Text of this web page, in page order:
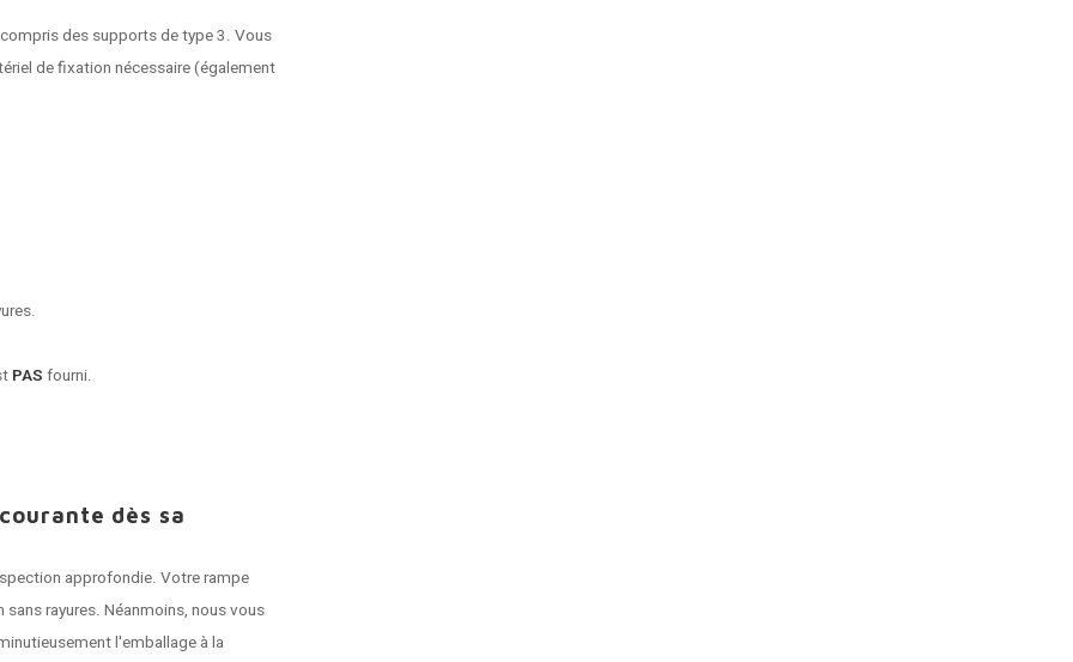
des supports de type 3. Vous
de fixation nécessaire (également
PAS fourni.
dès sa
approfondie. Votre rampe
rayures. Néanmoins, nous vous
l'emballage à la